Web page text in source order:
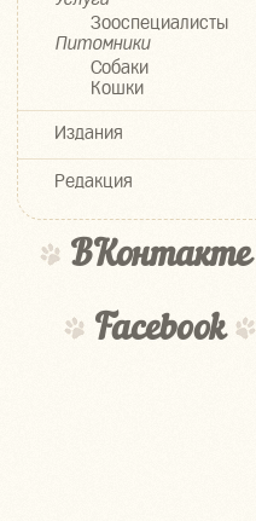
Зооспециалисты
Питомники
Собаки
Кошки
Издания
Редакция
ВКонтакте
Facebook